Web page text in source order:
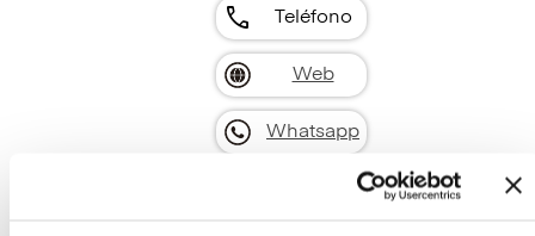
call Teléfono
Web
Whatsapp
Instagram